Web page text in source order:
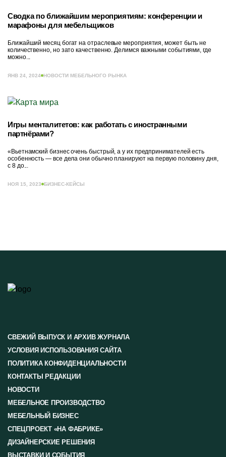
Сводка по ближайшим мероприятиям: конференции и
марафоны для мебельщиков
Ближайший месяц богат на отраслевые мероприятия, может быть не
количественно, но зато качественно. Делимся важными событиями, где
можно...
ЯНВ 24, 2024 НОВОСТИ МЕБЕЛЬНОГО РЫНКА
Игры менталитетов: как работать с иностранными
партнёрами?
«Вьетнамский бизнес очень быстрый, а у их предпринимателей есть
особенность — все дела они обычно планируют на первую половину дня,
с 8 до...
НОЯ 15, 2023 БИЗНЕС-КЕЙСЫ
СВЕЖИЙ ВЫПУСК И АРХИВ ЖУРНАЛА
УСЛОВИЯ ИСПОЛЬЗОВАНИЯ САЙТА
ПОЛИТИКА КОНФИДЕНЦИАЛЬНОСТИ
КОНТАКТЫ РЕДАКЦИИ
НОВОСТИ
МЕБЕЛЬНОЕ ПРОИЗВОДСТВО
МЕБЕЛЬНЫЙ БИЗНЕС
СПЕЦПРОЕКТ «НА ФАБРИКЕ»
ДИЗАЙНЕРСКИЕ РЕШЕНИЯ
ВЫСТАВКИ И СОБЫТИЯ